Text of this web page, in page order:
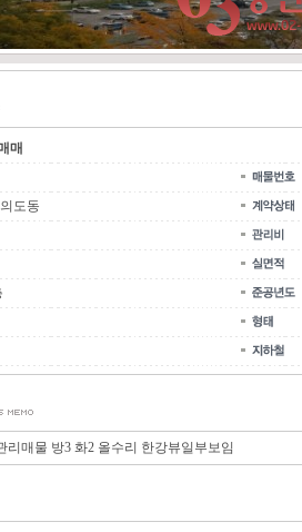
매
도동
매물 방3 화2 올수리 한강뷰일부보임